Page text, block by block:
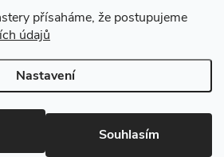
přísaháme, že postupujeme
údajů
Nastavení
Souhlasím
realizace a údržba zahrad a interiérů
eshop.cz. Všechna práva vyhrazena.Upravit
nastavení cookies